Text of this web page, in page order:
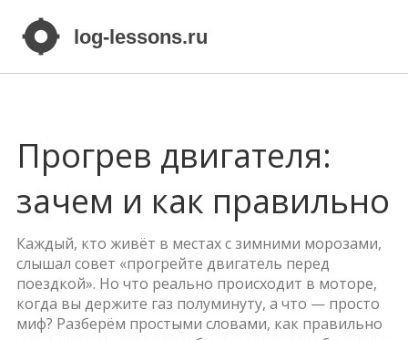
Прогрев двигателя:
зачем и как правильно
Каждый, кто живёт в местах с зимними морозами,
слышал совет «прогрейте двигатель перед
поездкой». Но что реально происходит в моторе,
когда вы держите газ полуминуту, а что — просто
миф? Разберём простыми словами, как правильно